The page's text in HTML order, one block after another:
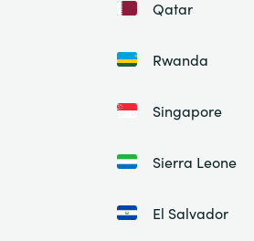
Qatar
Rwanda
Singapore
Sierra Leone
El Salvador